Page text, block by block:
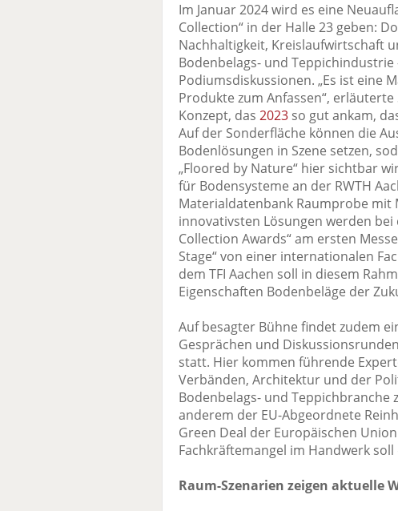
Im Januar 2024 wird es eine
Collection“ in der Halle 23 geben:
Nachhaltigkeit, Kreislaufwirtschaft
Bodenbelags- und
Podiumsdiskussionen. „Es ist eine
Produkte zum Anfassen“,
Konzept, das 2023 so gut ankam,
Auf der Sonderfläche können die
Bodenlösungen in Szene setzen,
„Floored by Nature“ hier sichtbar
für Bodensysteme an der RWTH
Materialdatenbank Raumprobe mit
innovativsten Lösungen werden bei
Collection Awards“ am ersten
Stage“ von einer internationalen
dem TFI Aachen soll in diesem
Eigenschaften Bodenbeläge der
Auf besagter Bühne findet zudem
Gesprächen und
statt. Hier kommen führende
Verbänden, Architektur und der
Bodenbelags- und
anderem der EU-Abgeordnete
Green Deal der Europäischen
Fachkräftemangel im Handwerk
Raum-Szenarien zeigen aktuelle